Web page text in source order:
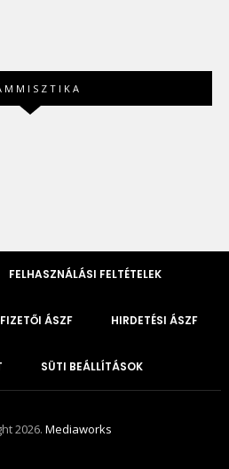
FELHASZNÁLÁSI FELTÉTELEK
ÁSZF HIRDETÉSI ÁSZF
SÜTI BEÁLLÍTÁSOK
2026.Mediaworks